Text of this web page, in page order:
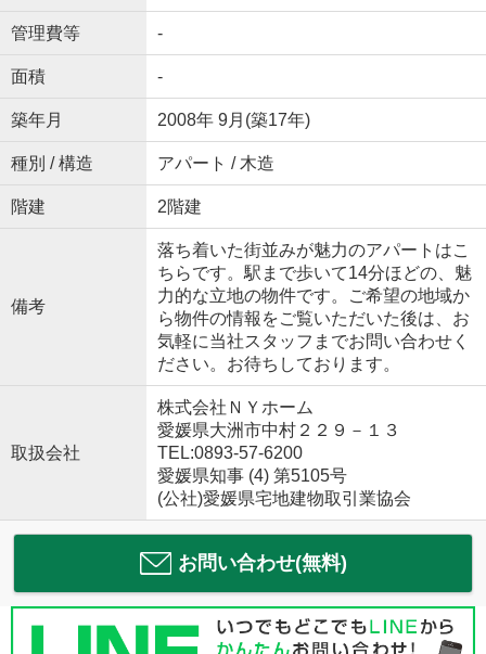
管理費等 -
面積 -
築年月 2008年 9月(築17年)
種別 / 構造 アパート / 木造
階建 2階建
備考
落ち着いた街並みが魅力のアパートはこ
ちらです。駅まで歩いて14分ほどの、魅
力的な立地の物件です。ご希望の地域か
ら物件の情報をご覧いただいた後は、お
気軽に当社スタッフまでお問い合わせく
ださい。お待ちしております。
取扱会社
株式会社ＮＹホーム
愛媛県大洲市中村２２９－１３
TEL:0893-57-6200
愛媛県知事 (4) 第5105号
(公社)愛媛県宅地建物取引業協会
お問い合わせ(無料)